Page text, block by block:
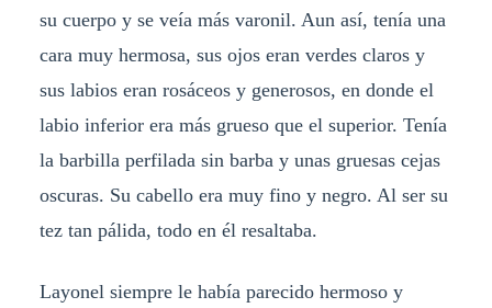
su cuerpo y se veía más varonil. Aun así, tenía una
cara muy hermosa, sus ojos eran verdes claros y
sus labios eran rosáceos y generosos, en donde el
labio inferior era más grueso que el superior. Tenía
la barbilla perfilada sin barba y unas gruesas cejas
oscuras. Su cabello era muy fino y negro. Al ser su
tez tan pálida, todo en él resaltaba.
Layonel siempre le había parecido hermoso y